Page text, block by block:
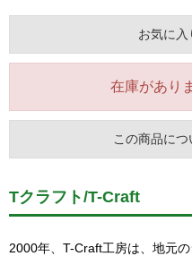
お気に入
在庫があり
この商品に
Tクラフト/T-Craft
2000年、T-Craft工房は、地元